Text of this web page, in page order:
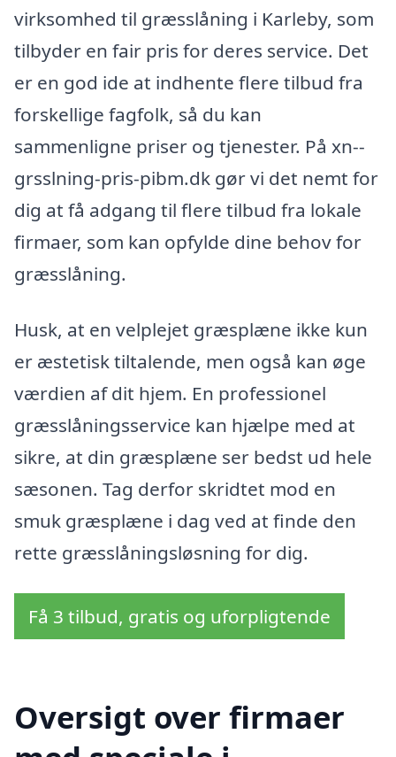
virksomhed til græsslåning i Karleby, som
tilbyder en fair pris for deres service. Det
er en god ide at indhente flere tilbud fra
forskellige fagfolk, så du kan
sammenligne priser og tjenester. På xn--
grsslning-pris-pibm.dk gør vi det nemt for
dig at få adgang til flere tilbud fra lokale
firmaer, som kan opfylde dine behov for
græsslåning.
Husk, at en velplejet græsplæne ikke kun
er æstetisk tiltalende, men også kan øge
værdien af dit hjem. En professionel
græsslåningsservice kan hjælpe med at
sikre, at din græsplæne ser bedst ud hele
sæsonen. Tag derfor skridtet mod en
smuk græsplæne i dag ved at finde den
rette græsslåningsløsning for dig.
Få 3 tilbud, gratis og uforpligtende
Oversigt over firmaer